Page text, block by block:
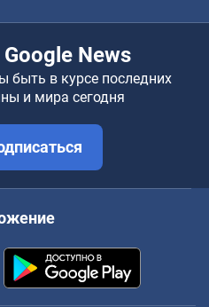
Google News
быть в курсе последних
и мира сегодня